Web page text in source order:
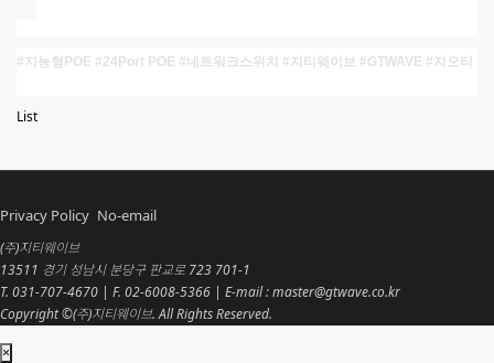
#지능형POE #24Port POE #네트워크스위치 #지티웨이브 #GTWAVE #지오티
List
Privacy Policy No-email
(주)지티웨이브
13511 경기 성남시 분당구 판교로 723 701-1
T. 031-707-4670 | F. 02-6008-5366 | E-mail : master@gtwave.co.kr
Copyright ©(주)지티웨이브. All Rights Reserved.
×